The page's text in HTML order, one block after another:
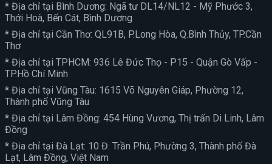
* Địa chỉ tại Bình Dương: Ngã tư DL14/NL12 - Mỹ Phước 3,
Thới Hoà, Bến Cát, Bình Dương
* Địa chỉ tại Cần Thơ: QL91B, P.Long Hòa, Q.Bình Thủy, TP.Cần
Thơ
* Địa chỉ tại TPHCM: 936 Lê Đức Thọ - P15 - Quận Gò Vấp -
TP.Hồ Chí Minh
* Địa chỉ tại Vũng Tàu: 1615 Võ Nguyên Giáp, Phường 12,
Thành phố Vũng Tàu
* Địa chỉ tại Lâm Đồng: 454 Hùng Vương, Thị trấn Di Linh, Lâm
Đồng
* Địa chỉ tại Đà Lạt: 10 Đ. Trần Phú, Phường 3, Thành phố Đà
Lạt, Lâm Đồng, Việt Nam